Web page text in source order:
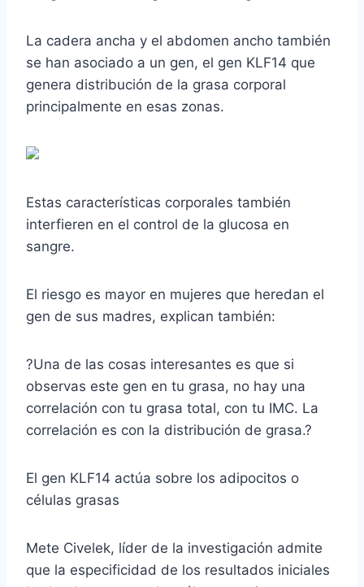
La cadera ancha y el abdomen ancho también
se han asociado a un gen, el gen KLF14 que
genera distribución de la grasa corporal
principalmente en esas zonas.
Estas características corporales también
interfieren en el control de la glucosa en
sangre.
El riesgo es mayor en mujeres que heredan el
gen de sus madres, explican también:
?Una de las cosas interesantes es que si
observas este gen en tu grasa, no hay una
correlación con tu grasa total, con tu IMC. La
correlación es con la distribución de grasa.?
El gen KLF14 actúa sobre los adipocitos o
células grasas
Mete Civelek, líder de la investigación admite
que la especificidad de los resultados iniciales